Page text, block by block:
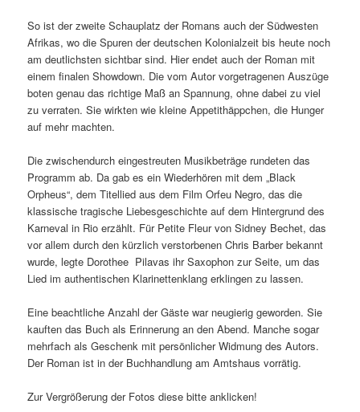
So ist der zweite Schauplatz der Romans auch der Südwesten
Afrikas, wo die Spuren der deutschen Kolonialzeit bis heute noch
am deutlichsten sichtbar sind. Hier endet auch der Roman mit
einem finalen Showdown. Die vom Autor vorgetragenen Auszüge
boten genau das richtige Maß an Spannung, ohne dabei zu viel
zu verraten. Sie wirkten wie kleine Appetithäppchen, die Hunger
auf mehr machten.
Die zwischendurch eingestreuten Musikbeträge rundeten das
Programm ab. Da gab es ein Wiederhören mit dem „Black
Orpheus“, dem Titellied aus dem Film Orfeu Negro, das die
klassische tragische Liebesgeschichte auf dem Hintergrund des
Karneval in Rio erzählt. Für Petite Fleur von Sidney Bechet, das
vor allem durch den kürzlich verstorbenen Chris Barber bekannt
wurde, legte Dorothee Pilavas ihr Saxophon zur Seite, um das
Lied im authentischen Klarinettenklang erklingen zu lassen.
Eine beachtliche Anzahl der Gäste war neugierig geworden. Sie
kauften das Buch als Erinnerung an den Abend. Manche sogar
mehrfach als Geschenk mit persönlicher Widmung des Autors.
Der Roman ist in der Buchhandlung am Amtshaus vorrätig.
Zur Vergrößerung der Fotos diese bitte anklicken!